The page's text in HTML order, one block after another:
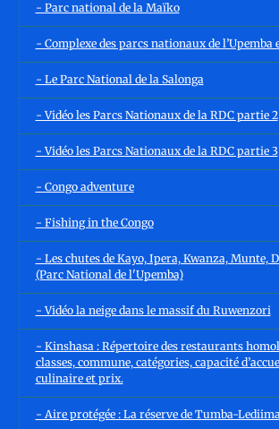
- Parc national de la Maïko
- Complexe des parcs nationaux de l’Upemba
- Le Parc National de la Salonga
- Vidéo les Parcs Nationaux de la RDC partie 2
- Vidéo les Parcs Nationaux de la RDC partie 3
- Congo adventure
- Fishing in the Congo
- Les chutes de Kayo, Ipera, Kwanza, Munte,
(Parc National de l'Upemba)
- Vidéo la neige dans le massif du Ruwenzori
- Kinshasa : Répertoire des restaurants
classes, commune, catégories, capacité
culinaire et prix.
- Aire protégée : La réserve de Tumba-